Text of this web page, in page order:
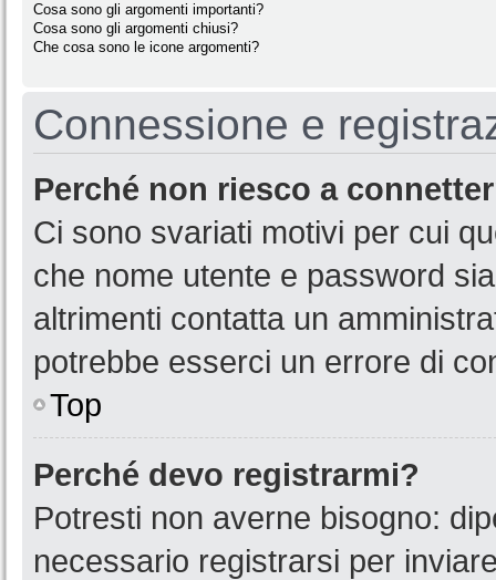
Cosa sono gli argomenti importanti?
Cosa sono gli argomenti chiusi?
Che cosa sono le icone argomenti?
Connessione e
Perché non riesco a
Ci sono svariati motivi per cui
che nome utente e password
altrimenti contatta un
potrebbe esserci un errore di
Top
Perché devo registrarmi?
Potresti non averne bisogno:
necessario registrarsi per